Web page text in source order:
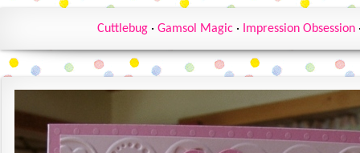
Cuttlebug ·Gamsol Magic · Impression Obsession